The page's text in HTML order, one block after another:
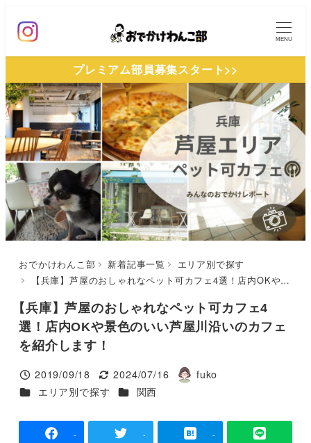
ン
ン
テ
ン
ツ
へ
移
動
MENU
プレミアム部員募集スタート>>
おでかけわんこ部 新着記事一覧
エリア別で探す
【兵庫】芦屋のおしゃれなペット可カフェ4選！店内OKや景色のいい芦屋川沿いのカフェを紹介します！
【兵庫】芦屋のおしゃれなペット可カフェ4
選！店内OKや景色のいい芦屋川沿いのカフェ
を紹介します！
投稿日
2019/09/18
更新日
2024/07/16
著
fuko
カテゴリー
エリア別で探す カテゴリー
関西
- - -